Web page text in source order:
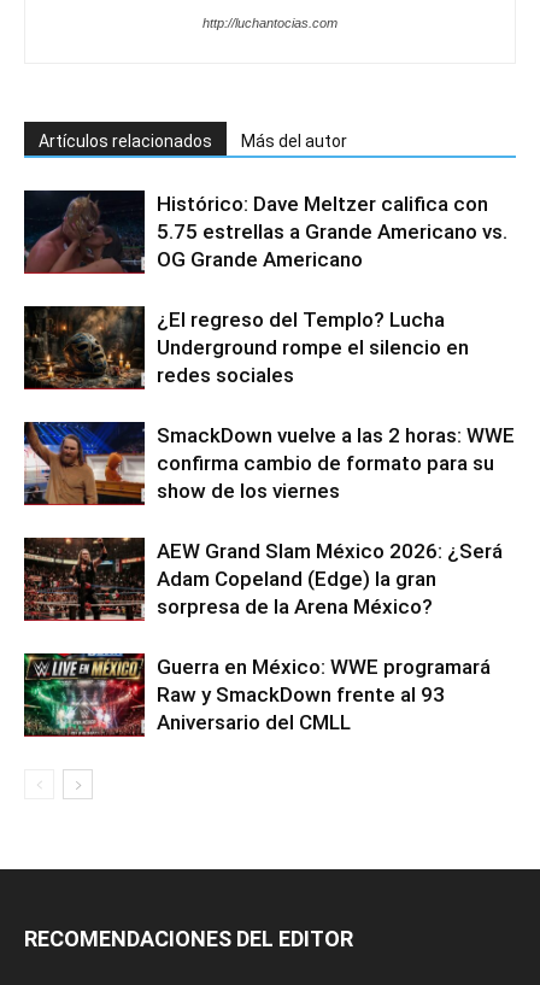
http://luchantocias.com
Artículos relacionados Más del autor
Histórico: Dave Meltzer califica con
5.75 estrellas a Grande Americano vs.
OG Grande Americano
¿El regreso del Templo? Lucha
Underground rompe el silencio en
redes sociales
SmackDown vuelve a las 2 horas: WWE
confirma cambio de formato para su
show de los viernes
AEW Grand Slam México 2026: ¿Será
Adam Copeland (Edge) la gran
sorpresa de la Arena México?
Guerra en México: WWE programará
Raw y SmackDown frente al 93
Aniversario del CMLL
RECOMENDACIONES DEL EDITOR